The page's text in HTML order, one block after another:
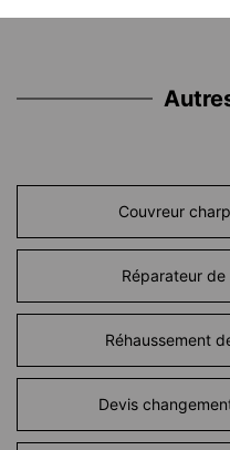
Couvreur
Réparateur
Réhaussement
Devis